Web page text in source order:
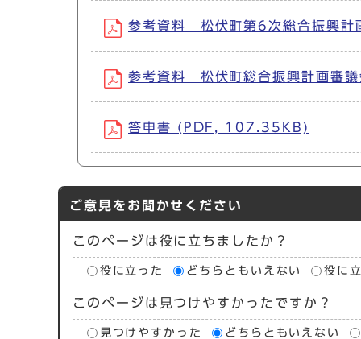
参考資料 松伏町第6次総合振興
参考資料 松伏町総合振興計画審
答申書 (PDF, 107.35KB)
ご意見をお聞かせください
このページは役に立ちましたか？
役に立った どちらともいえない 役に
このページは見つけやすかったですか？
見つけやすかった どちらともいえない